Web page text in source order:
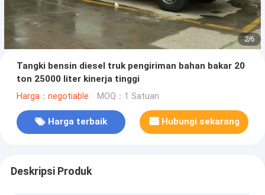
2/6
Tangki bensin diesel truk pengiriman bahan bakar 20
ton 25000 liter kinerja tinggi
Harga：negotiable MOQ：1 Satuan
Harga terbaik Hubungi sekarang
Deskripsi Produk